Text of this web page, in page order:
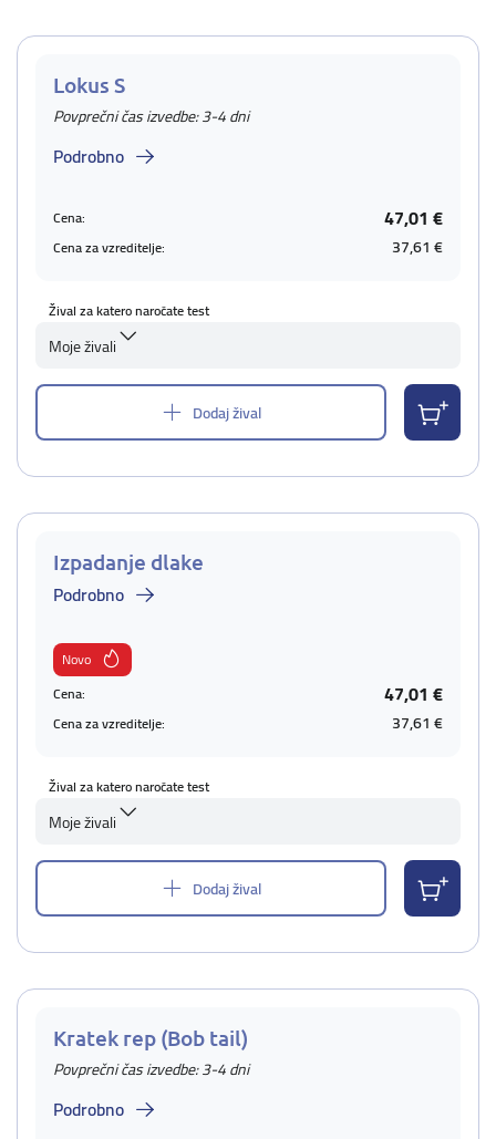
Lokus S
Povprečni čas izvedbe: 3-4 dni
Podrobno
Cena: 47,01 €
Cena za vzreditelje: 37,61 €
Žival za katero naročate test
Moje živali
Dodaj žival
Izpadanje dlake
Podrobno
Novo
Cena:
47,01 €
Cena za vzreditelje: 37,61 €
Žival za katero naročate test
Moje živali
Dodaj žival
Kratek rep (Bob tail)
Povprečni čas izvedbe: 3-4 dni
Podrobno